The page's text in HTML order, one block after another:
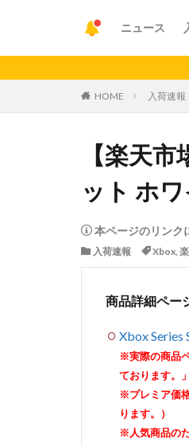
ニュース
HOME 入荷速報
【楽天
ット ホ
本ページのリンク
入荷速報 Xbox,
商品詳細ペー
Xbox
※実際の商品
ております。
※プレミア価
ります。）
※人気商品の